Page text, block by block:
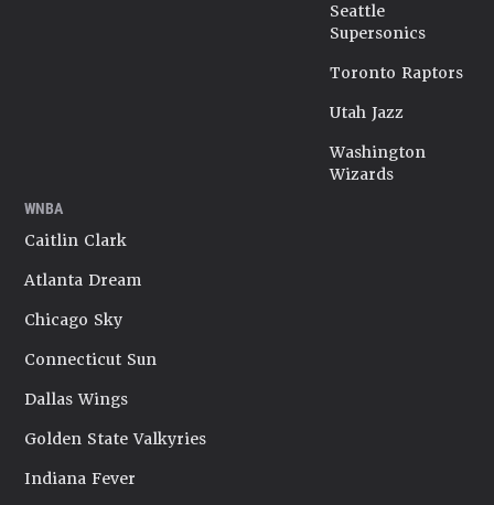
Seattle
Supersonics
Toronto Raptors
Utah Jazz
Washington
Wizards
WNBA
Caitlin Clark
Atlanta Dream
Chicago Sky
Connecticut Sun
Dallas Wings
Golden State Valkyries
Indiana Fever